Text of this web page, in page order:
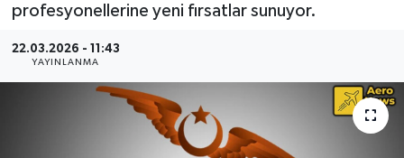
profesyonellerine yeni fırsatlar sunuyor.
22.03.2026 - 11:43
YAYINLANMA